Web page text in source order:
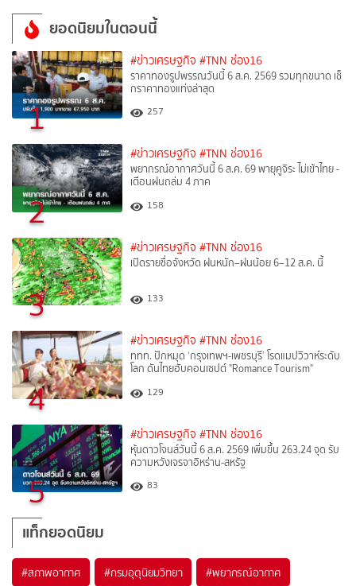
ยอดนิยมในตอนนี้
1
#ข่าวเศรษฐกิจ #TNN ช่อง16
ราคาทองรูปพรรณวันนี้ 6 ส.ค. 2569 รวมทุกขนาด เช็
กราคาทองแท่งล่าสุด
257
2
#ข่าวเศรษฐกิจ #TNN ช่อง16
พยากรณ์อากาศวันนี้ 6 ส.ค. 69 พายุคูจิระ ไม่เข้าไทย -
เตือนฝนถล่ม 4 ภาค
158
3
#ข่าวเศรษฐกิจ #TNN ช่อง16
เปิดรายชื่อจังหวัด ฝนหนัก–ฝนน้อย 6–12 ส.ค. นี้
133
4
#ข่าวเศรษฐกิจ #TNN ช่อง16
ททท. ปักหมุด ‘กรุงเทพฯ-เพชรบุรี’ โรดแมปวิวาห์ระดับ
โลก ดันไทยฮับคอนเซปต์ "Romance Tourism"
129
5
#ข่าวเศรษฐกิจ #TNN ช่อง16
หุ้นดาวโจนส์วันนี้ 6 ส.ค. 2569 เพิ่มขึ้น 263.24 จุด รับ
ความหวังเจรจาอิหร่าน-สหรัฐ
83
แท็กยอดนิยม
#สภาพอากาศ #กรมอุตุนิยมวิทยา #พยากรณ์อากาศ